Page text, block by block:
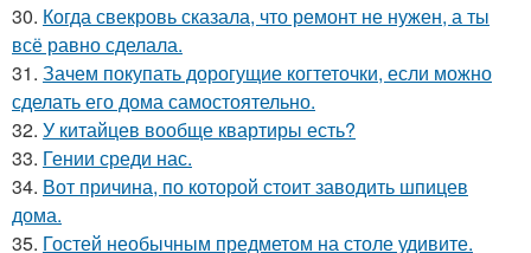
30. Когда свекровь сказала, что ремонт не нужен, а ты
всё равно сделала.
31. Зачем покупать дорогущие когтеточки, если можно
сделать его дома самостоятельно.
32. У китайцев вообще квартиры есть?
33. Гении среди нас.
34. Вот причина, по которой стоит заводить шпицев
дома.
35. Гостей необычным предметом на столе удивите.